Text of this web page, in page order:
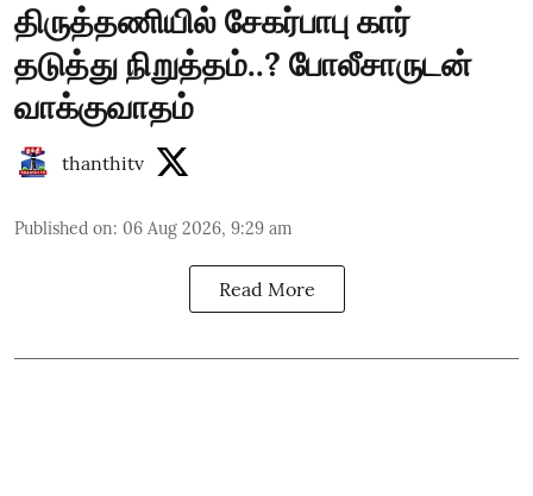
திருத்தணியில் சேகர்பாபு கார்
தடுத்து நிறுத்தம்..? போலீசாருடன்
வாக்குவாதம்
thanthitv
Published on: 06 Aug 2026, 9:29 am
Read More